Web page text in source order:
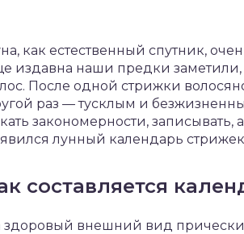
как естественный спутник,
издавна наши предки заметили,
После одной стрижки
раз — тусклым и
закономерности, записывать,
лунный календарь
составляется
здоровый внешний вид прически